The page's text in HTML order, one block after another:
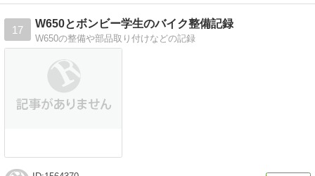
17
W650とボンビー学生のバイク整備記録
W650の整備や部品取り付けなどの記録